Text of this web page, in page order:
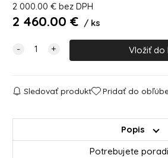
2 000.00 € bez DPH
2 460.00 € ks
Sledovať produkt Pridať do
Popis
Potrebujete